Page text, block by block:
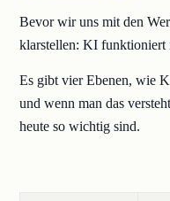
Bevor wir uns mit den
klarstellen: KI funktioniert
Es gibt vier Ebenen, wie
und wenn man das
heute so wichtig sind.